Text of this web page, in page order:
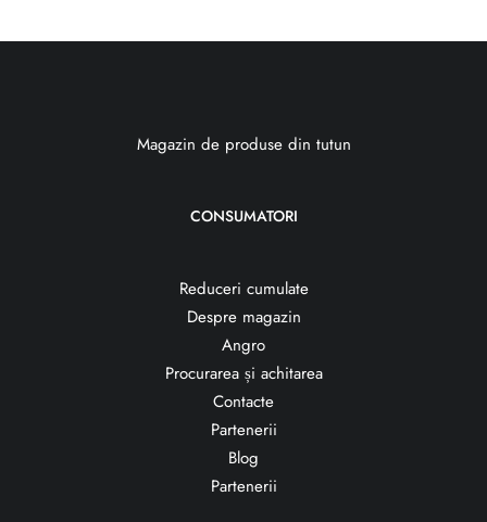
Magazin de produse din tutun
CONSUMATORI
Reduceri cumulate
Despre magazin
Angro
Procurarea și achitarea
Contacte
Partenerii
Blog
Partenerii